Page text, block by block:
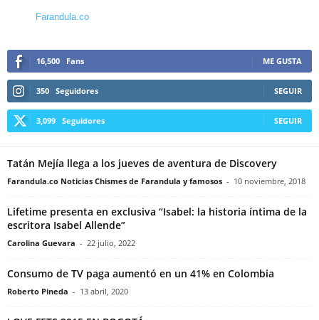
Farandula.co
16,500 Fans ME GUSTA
350 Seguidores SEGUIR
3,099 Seguidores SEGUIR
Tatán Mejía llega a los jueves de aventura de Discovery
Farandula.co Noticias Chismes de Farandula y famosos - 10 noviembre, 2018
Lifetime presenta en exclusiva “Isabel: la historia íntima de la
escritora Isabel Allende”
Carolina Guevara - 22 julio, 2022
Consumo de TV paga aumentó en un 41% en Colombia
Roberto Pineda - 13 abril, 2020